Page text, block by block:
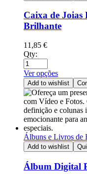
Caixa de Joias
Brilhante
11,85 €
Qty:
Ver opções
Add to wishlist
Álbuns e Livros de
Add to wishlist
Álbum Digital